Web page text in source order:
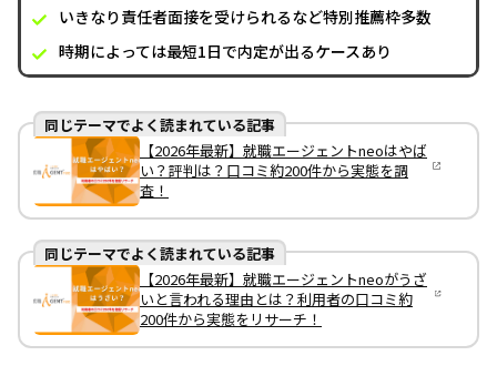
いきなり責任者面接を受けられるなど特別推薦枠多数
時期によっては最短1日で内定が出るケースあり
同じテーマでよく読まれている記事
【2026年最新】就職エージェントneoはやば
い？評判は？口コミ約200件から実態を調
査！
同じテーマでよく読まれている記事
【2026年最新】就職エージェントneoがうざ
いと言われる理由とは？利用者の口コミ約
200件から実態をリサーチ！